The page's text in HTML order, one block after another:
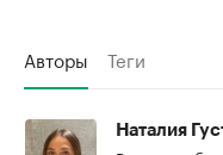
Авторы Теги
Наталия